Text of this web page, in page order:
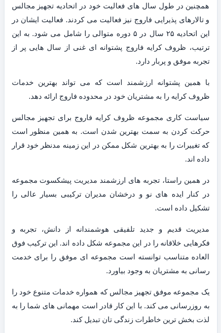
همچنین در طول سال های فعالیت خود در اتحادیه تجهیز مجالس
و تالارهای پذیرایی فاروج نیز فعالیت می کردند. فعالیت ایشان در
این اتحادیه ۲۵ سال در ۵ دوره متوالی را شامل می شود. به این
ترتیب، ظروف کرایه فاروج پشتوانه ای غنی از سال هایی پر از
تجربه موفق و پربار دارد.
با همین پشتوانه ارزشمند است که می تواند بهترین خدمات
ظروف کرایه را به مشتریان خود در محدوده فاروج ارائه دهد.
سیاست کاری مجموعه ظروف کرایه فاروج برای تجهیز مجالس
حرکت کردن به سمت بهترین شدن است. به همین منظور است
که تغییرات را به بهترین شکل ممکن در این زمینه مدنظر خود قرار
داده اند.
در همین راستا، تجربه های ارزشمند مدیریت پیشکسوت مجموعه
در کنار ایده های نو و درخشان مدیران ترکیبی بسیار عالی را
تشکیل داده است.
مدیریت قدیم و جدید تلفیقی هوشمندانه از دانش، تجربه و
فکرهایی خلاقانه را در این مجموعه شکل داده اند. این ترکیب فوق
العاده متناسب توانسته است مجموعه ای موفق را برای خدمت
رسانی به مشتریان به وجود بیاورد.
یک مجموعه موفق تجهیز مجالس که همواره خدمات متنوع خود را
به روزرسانی می کند. با این کار قادر است مهمانی های شما را به
لذت بخش ترین خاطرات زندگی تان تبدیل کند.